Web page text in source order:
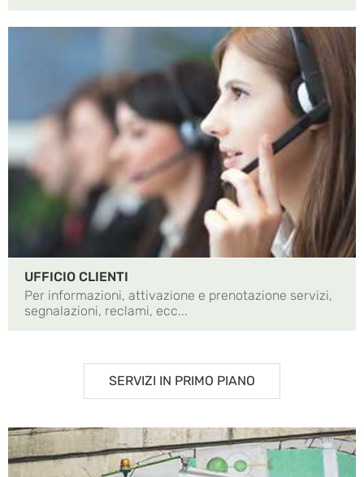
UFFICIO CLIENTI
Per informazioni, attivazione e prenotazione servizi,
segnalazioni, reclami, ecc...
SERVIZI IN PRIMO PIANO